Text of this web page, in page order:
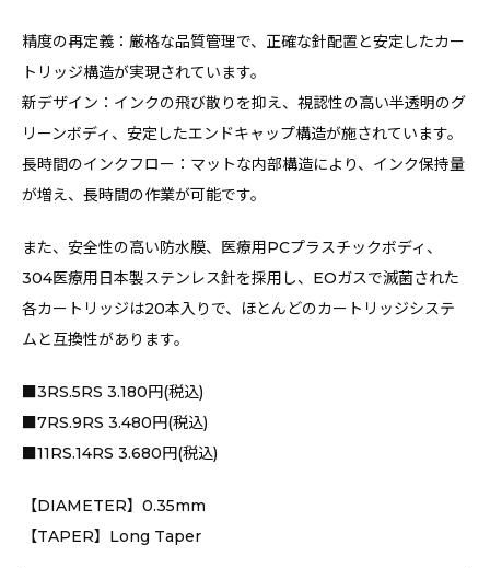
精度の再定義：厳格な品質管理で、正確な針配置と安定したカー
トリッジ構造が実現されています。
新デザイン：インクの飛び散りを抑え、視認性の高い半透明のグ
リーンボディ、安定したエンドキャップ構造が施されています。
長時間のインクフロー：マットな内部構造により、インク保持量
が増え、長時間の作業が可能です。
また、安全性の高い防水膜、医療用PCプラスチックボディ、
304医療用日本製ステンレス針を採用し、EOガスで滅菌された
各カートリッジは20本入りで、ほとんどのカートリッジシステ
ムと互換性があります。
■3RS.5RS 3.180円(税込)
■7RS.9RS 3.480円(税込)
■11RS.14RS 3.680円(税込)
【DIAMETER】0.35mm
【TAPER】Long Taper